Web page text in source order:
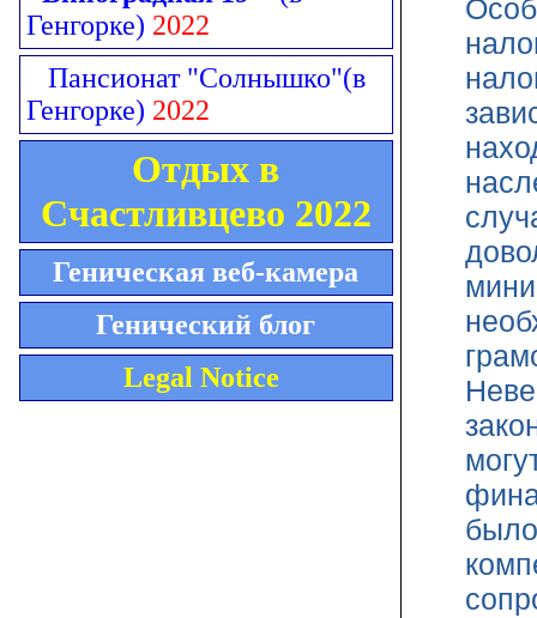
Генгорке) 2022
Пансионат "Солнышко"(в
Генгорке) 2022
Отдых в
Счастливцево 2022
Геническая веб-камера
Генический блог
Legal Notice